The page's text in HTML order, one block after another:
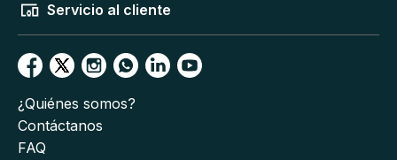
Servicio al cliente
¿Quiénes somos?
Contáctanos
FAQ